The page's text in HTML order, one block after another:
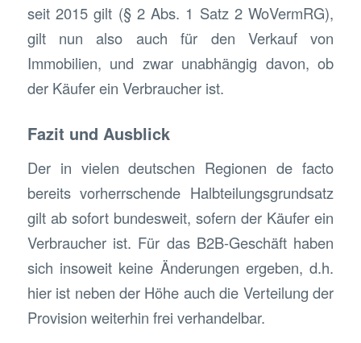
seit 2015 gilt (§ 2 Abs. 1 Satz 2 WoVermRG),
gilt nun also auch für den Verkauf von
Immobilien, und zwar unabhängig davon, ob
der Käufer ein Verbraucher ist.
Fazit und Ausblick
Der in vielen deutschen Regionen de facto
bereits vorherrschende Halbteilungsgrundsatz
gilt ab sofort bundesweit, sofern der Käufer ein
Verbraucher ist. Für das B2B-Geschäft haben
sich insoweit keine Änderungen ergeben, d.h.
hier ist neben der Höhe auch die Verteilung der
Provision weiterhin frei verhandelbar.